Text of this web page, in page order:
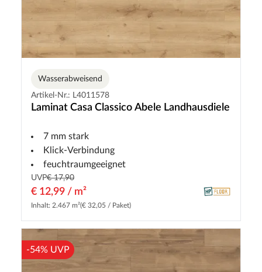
Wasserabweisend
Artikel-Nr.: L4011578
Laminat Casa Classico Abele Landhausdiele
7 mm stark
Klick-Verbindung
feuchtraumgeeignet
UVP€ 17,90
€ 12,99 / m²
Inhalt: 2.467 m²(€ 32,05 / Paket)
-54% UVP